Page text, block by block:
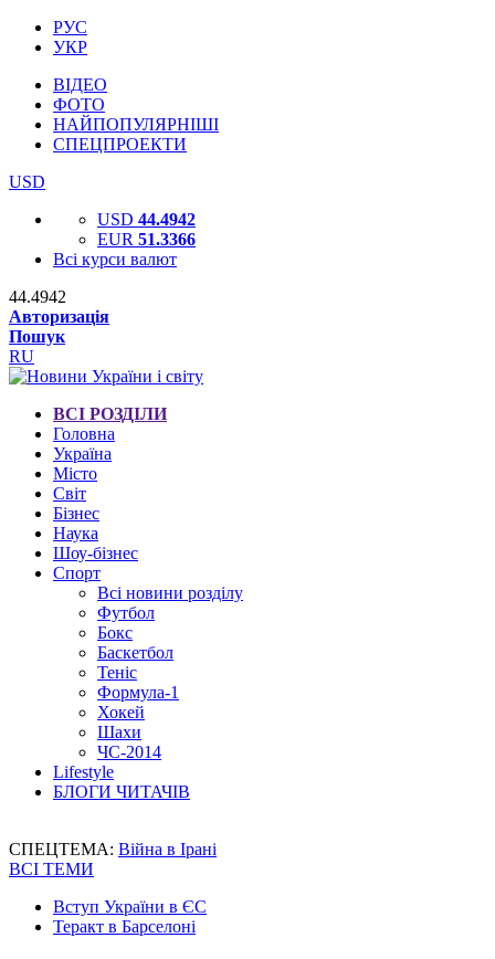
РУС
УКР
ВІДЕО
ФОТО
НАЙПОПУЛЯРНІШІ
СПЕЦПРОЕКТИ
USD
USD 44.4942
EUR 51.3366
Всі курси валют
44.4942
Авторизація
Пошук
RU
ВСІ РОЗДІЛИ
Головна
Україна
Місто
Світ
Бізнес
Наука
Шоу-бізнес
Спорт
Всі новини розділу
Футбол
Бокс
Баскетбол
Теніс
Формула-1
Хокей
Шахи
ЧС-2014
Lifestyle
БЛОГИ ЧИТАЧІВ
СПЕЦТЕМА: Війна в Ірані
ВСІ ТЕМИ
Вступ України в ЄС
Теракт в Барселоні